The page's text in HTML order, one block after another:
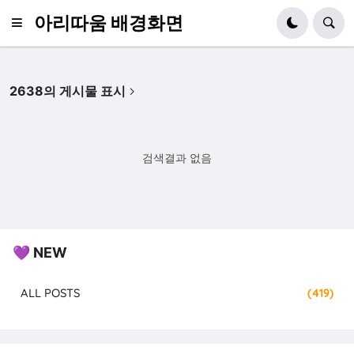
아리따움 배경화면
2638의 게시물 표시
검색결과 없음
💜 NEW
ALL POSTS (419)